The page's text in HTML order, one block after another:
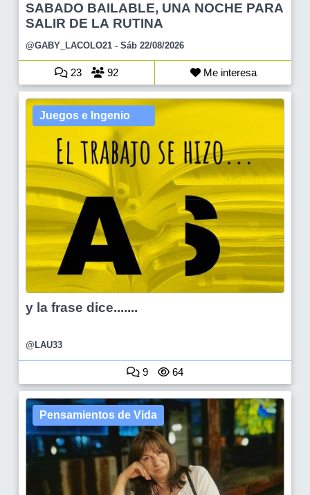
SABADO BAILABLE, UNA NOCHE PARA
SALIR DE LA RUTINA
@GABY_LACOLO21 - Sáb 22/08/2026
23 92 Me interesa
Juegos e Ingenio
y la frase dice.......
@LAU33
9 64
Pensamientos de Vida